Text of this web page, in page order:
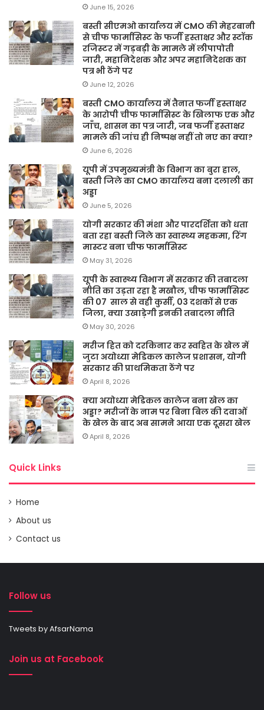
June 15, 2026
बस्ती सीएमओ कार्यालय में CMO की मेहरबानी
से चीफ फार्मासिस्ट के फर्जी हस्ताक्षर और स्टॉक
रजिस्टर में गड़बड़ी के मामले में लीपापोती
जारी, महानिदेशक और अपर महानिदेशक का
पत्र भी ठेंगे पर
June 12, 2026
बस्ती CMO कार्यालय में तैनात फर्जी हस्ताक्षर
के आरोपी चीफ फार्मासिस्ट के खिलाफ एक और
जाँच, शासन का पत्र जारी, जब फर्जी हस्ताक्षर
मामले की जांच ही निष्पक्ष नहीं तो नए का क्या?
June 6, 2026
यूपी में उपमुख्यमंत्री के विभाग का बुरा हाल,
बस्ती जिले का CMO कार्यालय बना दलाली का
अड्डा
June 5, 2026
योगी सरकार की मंशा और पारदर्शिता को धता
बता रहा बस्ती जिले का स्वास्थ्य महकमा, रिंग
मास्टर बना चीफ फार्मासिस्ट
May 31, 2026
यूपी के स्वास्थ्य विभाग में सरकार की तबादला
नीति का उड़ता रहा है मखौल, चीफ फार्मासिस्ट
की 07 साल से वही कुर्सी, 03 दशकों से एक
जिला, क्या उखाड़ेगी इनकी तबादला नीति
May 30, 2026
मरीज हित को दरकिनार कर स्वहित के खेल में
जुटा अयोध्या मेडिकल कालेज प्रशासन, योगी
सरकार की प्राथमिकता ठेंगे पर
April 8, 2026
क्या अयोध्या मेडिकल कालेज बना खेल का
अड्डा? मरीजों के नाम पर बिना बिल की दवाओं
के खेल के बाद अब सामने आया एक दूसरा खेल
April 8, 2026
Quick Links
Home
About us
Contact us
Follow us
Tweets by AfsarNama
Join us at Facebook